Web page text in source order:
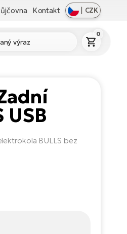
Kontakt | CZK
0
USB
BULLS bez